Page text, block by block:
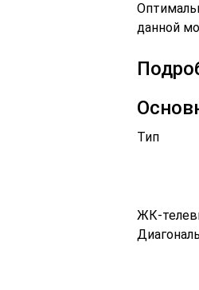
данной
Тип
ЖК-
Диагональ